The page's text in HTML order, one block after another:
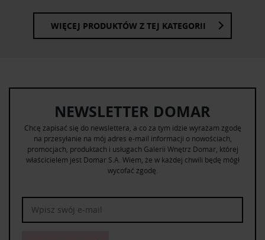
WIĘCEJ PRODUKTÓW Z TEJ KATEGORII
NEWSLETTER DOMAR
Chcę zapisać się do newslettera, a co za tym idzie wyrażam zgodę
na przesyłanie na mój adres e-mail informacji o nowościach,
promocjach, produktach i usługach Galerii Wnętrz Domar, której
właścicielem jest Domar S.A. Wiem, że w każdej chwili będę mógł
wycofać zgodę.